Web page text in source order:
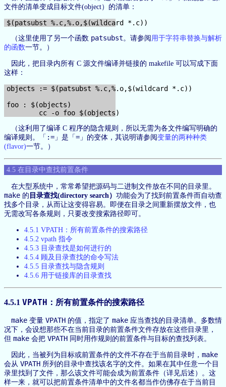
文件的清单变成目标文件(object）的清单：
（这里使用了另一个函数 patsubst 。请参阅 用于字符串替换与解析
的函数一节。）
因此，把目录内所有 C 源文件编译并链接的 makefile 可以写成下面
这样：
objects := $(patsubst %.c,%.o,$(wildcard *.c))
foo : $(objects)
（这利用了编译 C 程序的隐含规则，所以无需为各文件编写明确的
编译规则。「 := 」是「= 」的变体，其说明请参阅变量的两种种类
(flavor)一节。）
4.5 在目录中查找前置条件
在大型系统中，常常希望把源码与二进制文件放在不同的目录里。
make 的 目录查找(directory search） 功能会为了找到前置条件而自动查
找多个目录，从而让这变得容易。即便在目录之间重新摆放文件，也
无需改写各条规则，只要改变搜索路径即可。
4.5.1 VPATH：所有前置条件的搜索路径
4.5.2 vpath 指令
4.5.3 目录查找是如何进行的
4.5.4 顾及目录查找的命令写法
4.5.5 目录查找与隐含规则
4.5.6 用于链接库的目录查找
4.5.1 VPATH ：所有前置条件的搜索路径
make 变量 VPATH 的值，指定了 make 应当查找的目录清单。多数情
况下，会设想那些不在当前目录的前置条件文件存放在这些目录里，
但 make 会把 VPATH 同时用作规则的前置条件与目标的查找列表。
因此，当被列为目标或前置条件的文件不存在于当前目录时， make
会从 VPATH 所列的目录中查找该名字的文件。如果在其中任意一个目
录里找到了文件，那么该文件可能会成为前置条件（详见后述）。这
样一来，就可以把前置条件清单中的文件名都当作仿佛存在于当前目